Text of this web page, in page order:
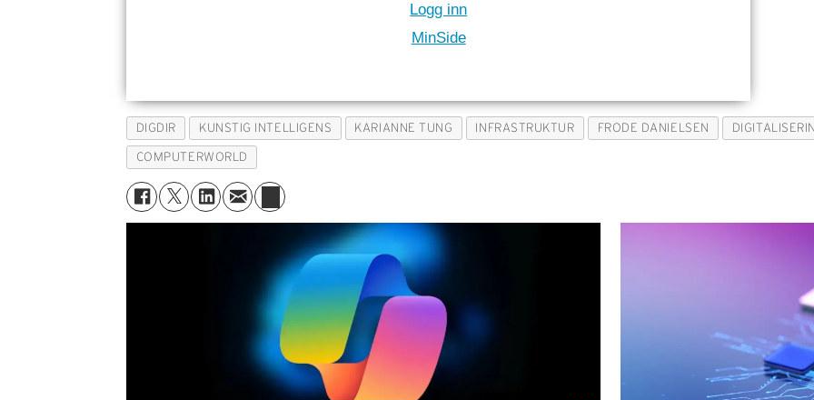
Logg inn
MinSide
DIGDIR KUNSTIG INTELLIGENS KARIANNE TUNG INFRASTRUKTUR FRODE DANIELSEN
COMPUTERWORLD